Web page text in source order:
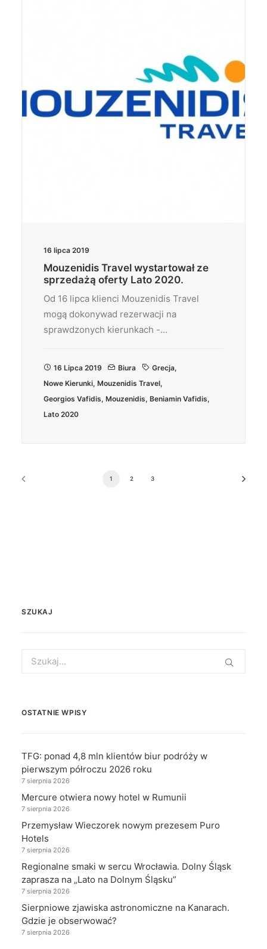
16 lipca 2019
Mouzenidis Travel wystartował ze
sprzedażą oferty Lato 2020.
Od 16 lipca klienci Mouzenidis Travel
mogą dokonywad rezerwacji na
sprawdzonych kierunkach -…
16 Lipca 2019 Biura Grecja,
Nowe Kierunki, Mouzenidis Travel,
Georgios Vafidis, Mouzenidis, Beniamin Vafidis,
Lato 2020
1 2 3
SZUKAJ
for:
OSTATNIE WPISY
TFG: ponad 4,8 mln klientów biur podróży w
pierwszym półroczu 2026 roku
7 sierpnia 2026
Mercure otwiera nowy hotel w Rumunii
7 sierpnia 2026
Przemysław Wieczorek nowym prezesem Puro
Hotels
7 sierpnia 2026
Regionalne smaki w sercu Wrocławia. Dolny Śląsk
zaprasza na „Lato na Dolnym Śląsku”
7 sierpnia 2026
Sierpniowe zjawiska astronomiczne na Kanarach.
Gdzie je obserwować?
7 sierpnia 2026